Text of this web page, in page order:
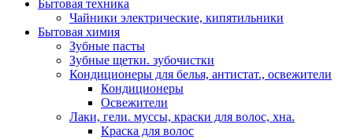
Бытовая техника
Чайники электрические, кипятильники
Бытовая химия
Зубные пасты
Зубные щетки. зубочистки
Кондиционеры для белья, антистат., освежители
Кондиционеры
Освежители
Лаки, гели. муссы, краски для волос, хна.
Краска для волос